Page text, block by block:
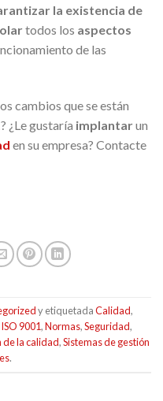
la existencia de
todos los aspectos
de las
cambios que se están
? ¿Le gustaría implantarun
en su empresa? Contacte
y etiquetadaCalidad,
ISO 9001,Normas,Seguridad,
de la calidad,Sistemas de gestión
.